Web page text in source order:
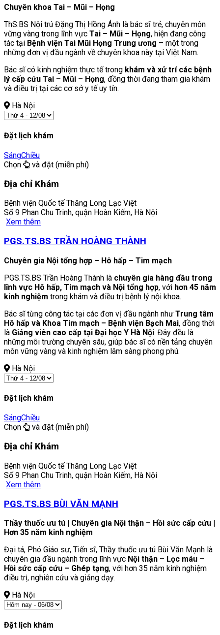
Chuyên khoa Tai – Mũi – Họng
ThS.BS Nội trú Đặng Thị Hồng Ánh là bác sĩ trẻ, chuyên môn
vững vàng trong lĩnh vực Tai – Mũi – Họng, hiện đang công
tác tại Bệnh viện Tai Mũi Họng Trung ương – một trong
những đơn vị đầu ngành về chuyên khoa này tại Việt Nam.
Bác sĩ có kinh nghiệm thực tế trong khám và xử trí các bệnh
lý cấp cứu Tai – Mũi – Họng, đồng thời đang tham gia khám
và điều trị tại các cơ sở y tế uy tín.
Hà Nội
Đặt lịch khám
SángChiều
Chọn
và đặt (miễn phí)
Địa chỉ Khám
Bệnh viện Quốc tế Thăng Long Lạc Việt
Số 9 Phan Chu Trinh, quận Hoàn Kiếm, Hà Nội
Xem thêm
PGS.TS.BS TRẦN HOÀNG THÀNH
Chuyên gia Nội tổng hợp – Hô hấp – Tim mạch
PGS.TS.BS Trần Hoàng Thành là chuyên gia hàng đầu trong
lĩnh vực Hô hấp, Tim mạch và Nội tổng hợp, với hơn 45 năm
kinh nghiệm trong khám và điều trị bệnh lý nội khoa.
Bác sĩ từng công tác tại các đơn vị đầu ngành như Trung tâm
Hô hấp và Khoa Tim mạch – Bệnh viện Bạch Mai, đồng thời
là Giảng viên cao cấp tại Đại học Y Hà Nội. Đây đều là
những môi trường chuyên sâu, giúp bác sĩ có nền tảng chuyên
môn vững vàng và kinh nghiệm lâm sàng phong phú.
Hà Nội
Đặt lịch khám
SángChiều
Chọn
và đặt (miễn phí)
Địa chỉ Khám
Bệnh viện Quốc tế Thăng Long Lạc Việt
Số 9 Phan Chu Trinh, quận Hoàn Kiếm, Hà Nội
Xem thêm
PGS.TS.BS BÙI VĂN MẠNH
Thầy thuốc ưu tú | Chuyên gia Nội thận – Hồi sức cấp cứu |
Hơn 35 năm kinh nghiệm
Đại tá, Phó Giáo sư, Tiến sĩ, Thầy thuốc ưu tú Bùi Văn Mạnh là
chuyên gia đầu ngành trong lĩnh vực Nội thận – Lọc máu –
Hồi sức cấp cứu – Ghép tạng, với hơn 35 năm kinh nghiệm
điều trị, nghiên cứu và giảng dạy.
Hà Nội
Đặt lịch khám